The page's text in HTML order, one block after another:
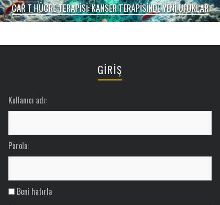
CAR T HÜCRE TERAPISI: KANSER TERAPISINDE YENI UFUKLAR
GİRİŞ
Kullanıcı adı:
Parola:
Beni hatırla